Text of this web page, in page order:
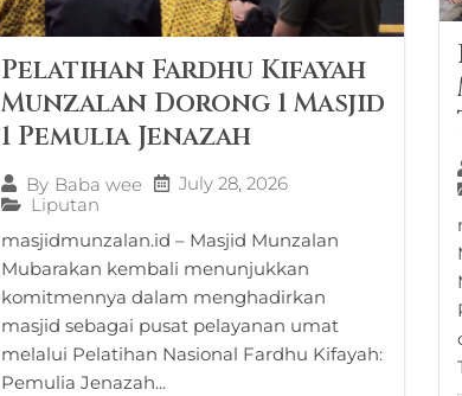
Pelatihan Fardhu Kifayah
Munzalan Dorong 1 Masjid
1 Pemulia Jenazah
By Baba wee
July 28, 2026
Liputan
masjidmunzalan.id – Masjid Munzalan
Mubarakan kembali menunjukkan
komitmennya dalam menghadirkan
masjid sebagai pusat pelayanan umat
melalui Pelatihan Nasional Fardhu Kifayah:
Pemulia Jenazah...